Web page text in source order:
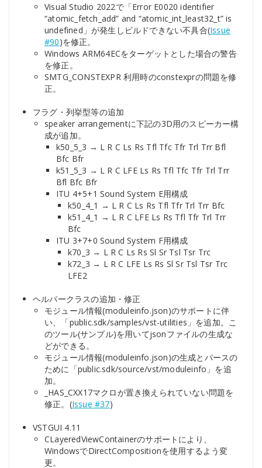
Visual Studio 2022で「Error E0020 identifier
“atomic_fetch_add” and “atomic_int_least32_t” is
undefined」が発生しビルドできない不具合(Issue
#90)を修正。
Windows ARM64ECをターゲットとした場合の警告
を修正。
SMTG_CONSTEXPR 利用時のconstexprの問題を修
正。
フラグ・列挙型等の追加
speaker arrangementに下記の3D用のスピーカー構
成が追加。
k50_5_3 → L R C Ls Rs Tfl Tfc Tfr Trl Trr Bfl
Bfc Bfr
k51_5_3 → L R C LFE Ls Rs Tfl Tfc Tfr Trl Trr
Bfl Bfc Bfr
ITU 4+5+1 Sound System E用構成
k50_4_1 → L R C Ls Rs Tfl Tfr Trl Trr Bfc
k51_4_1 → L R C LFE Ls Rs Tfl Tfr Trl Trr
Bfc
ITU 3+7+0 Sound System F用構成
k70_3 → L R C Ls Rs Sl Sr Tsl Tsr Trc
k72_3 → L R C LFE Ls Rs Sl Sr Tsl Tsr Trc
LFE2
ヘルパークラスの追加・修正
モジュール情報(moduleinfo.json)のサポートに伴
い、「public.sdk/samples/vst-utilities」を追加。こ
のツール(サンプル)を用いてjsonファイルの生成な
どができる。
モジュール情報(moduleinfo.json)の生成とパースの
ために「public.sdk/source/vst/moduleinfo」を追
加。
_HAS_CXX17マクロが置き換えられていない問題を
修正。(Issue #37)
VSTGUI 4.11
CLayeredViewContainerのサポートにより、
WindowsでDirectCompositionを使用するよう変
更。